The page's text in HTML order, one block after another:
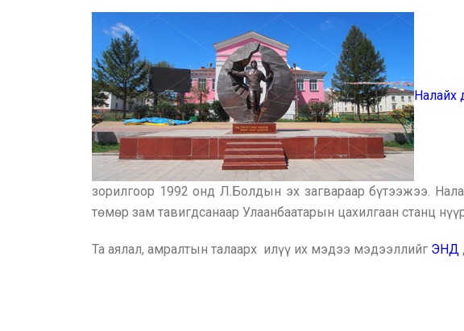
Налайх
зорилгоор 1992 онд Л.Болдын эх загвараар бүтээжээ.
төмөр зам тавигдсанаар Улаанбаатарын цахилгаан станц
Та аялал, амралтын талаарх илүү их мэдээ мэдээллийг ЭНД